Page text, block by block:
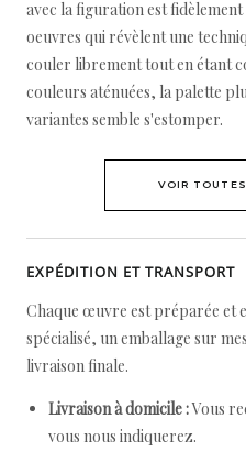
avec la figuration est
oeuvres qui révèlent une
couler librement tout en étant
couleurs aténuées, la palette
variantes semble s'estomper.
VOIR
EXPÉDITION ET TRANSPORT
Chaque œuvre est préparée et
spécialisé, un emballage sur
livraison finale.
Livraison à domicile :Vous
vous nous indiquerez.